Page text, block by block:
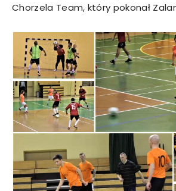
Chorzela Team, który pokonał